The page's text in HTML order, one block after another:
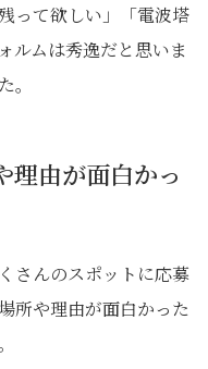
って欲しい」「電波塔
ルムは秀逸だと思いま
理由が面白かっ
さんのスポットに応募
所や理由が面白かった